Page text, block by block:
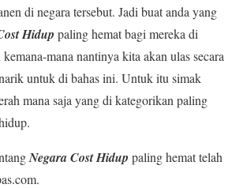
di negara tersebut. Jadi buat anda yang
Hidup paling hemat bagi mereka di
mana nantinya kita akan ulas secara
untuk di bahas ini. Untuk itu simak
mana saja yang di kategorikan paling
Negara Cost Hidup paling hemat telah